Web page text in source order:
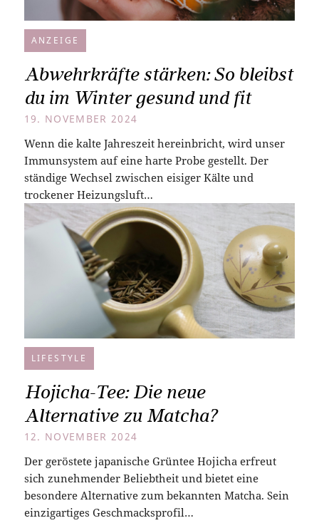
ANZEIGE
Abwehrkräfte stärken: So bleibst
du im Winter gesund und fit
19. NOVEMBER 2024
Wenn die kalte Jahreszeit hereinbricht, wird unser
Immunsystem auf eine harte Probe gestellt. Der
ständige Wechsel zwischen eisiger Kälte und
trockener Heizungsluft…
LIFESTYLE
Hojicha-Tee: Die neue
Alternative zu Matcha?
12. NOVEMBER 2024
Der geröstete japanische Grüntee Hojicha erfreut
sich zunehmender Beliebtheit und bietet eine
besondere Alternative zum bekannten Matcha. Sein
einzigartiges Geschmacksprofil…